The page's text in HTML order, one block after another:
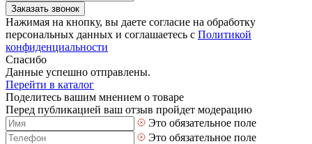
Заказать звонок
Нажимая на кнопку, вы даете согласие на обработку
персональных данных и соглашаетесь с Политикой
конфиденциальности
Спасибо
Данные успешно отправлены.
Перейти в каталог
Поделитесь вашим мнением о товаре
Перед публикацией ваш отзыв пройдет модерацию
Это обязательное поле
Это обязательное поле